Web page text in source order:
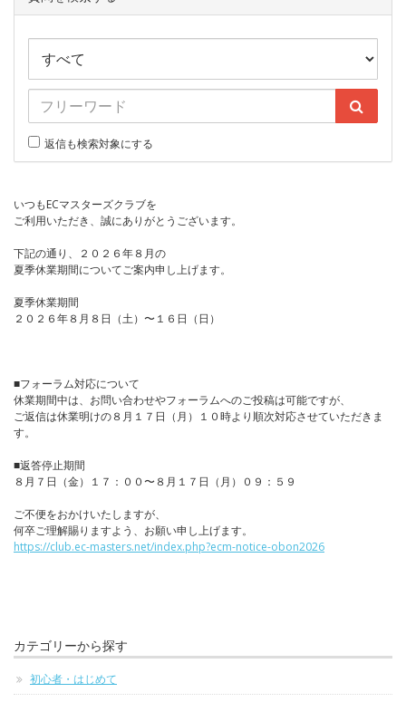
返信も検索対象にする
いつもECマスターズクラブを
ご利用いただき、誠にありがとうございます。
下記の通り、２０２６年８月の
夏季休業期間についてご案内申し上げます。
夏季休業期間
２０２６年８月８日（土）〜１６日（日）
■フォーラム対応について
休業期間中は、お問い合わせやフォーラムへのご投稿は可能ですが、
ご返信は休業明けの８月１７日（月）１０時より順次対応させていただきま
す。
■返答停止期間
８月７日（金）１７：００〜８月１７日（月）０９：５９
ご不便をおかけいたしますが、
何卒ご理解賜りますよう、お願い申し上げます。
https://club.ec-masters.net/index.php?ecm-notice-obon2026
カテゴリーから探す
初心者・はじめて